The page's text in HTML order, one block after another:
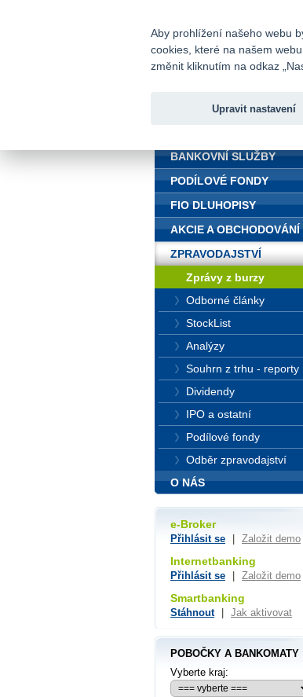
Fio
BANKOVNÍ SLUŽBY
PODÍLOVÉ FONDY
FIO DLUHOPISY
AKCIE A OBCHODOVÁNÍ
ZPRAVODAJSTVÍ
Zprávy z burzy
Odborné články
StockList
Analýzy
Souhrn z trhu - reporty
Dividendy
IPO a ostatní
Podílové fondy
Odběr zpravodajství
O NÁS
e-Broker
Přihlásit se Založit demo
Internetbanking
Přihlásit se Založit demo
Smartbanking
Stáhnout Jak aktivovat
POBOČKY A BANKOMATY
Vyberte kraj:
Aby prohlížení našeho webu
cookies, které na našem
změnit kliknutím na odkaz
Upravit nastavení